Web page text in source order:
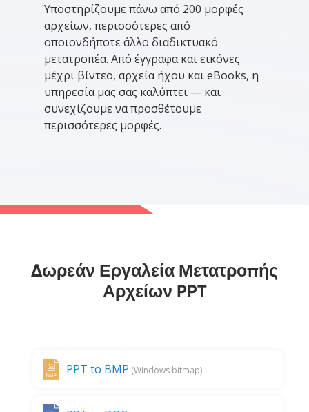
Υποστηρίζουμε πάνω από 200 μορφές
αρχείων, περισσότερες από
οποιονδήποτε άλλο διαδικτυακό
μετατροπέα. Από έγγραφα και εικόνες
μέχρι βίντεο, αρχεία ήχου και eBooks, η
υπηρεσία μας σας καλύπτει — και
συνεχίζουμε να προσθέτουμε
περισσότερες μορφές.
Δωρεάν Εργαλεία Μετατροπής
Αρχείων PPT
PPT to BMP (Windows bitmap)